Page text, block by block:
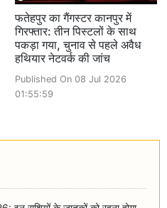
फतेहपुर का गैंगस्टर कानपुर में
गिरफ्तार: तीन पिस्टलों के साथ
पकड़ा गया, चुनाव से पहले अवैध
हथियार नेटवर्क की जांच
Published On 08 Jul 2026
01:55:59